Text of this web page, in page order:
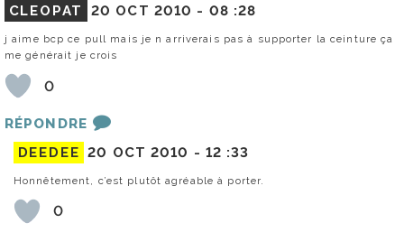
CLEOPAT 20 OCT 2010 - 08 :28
j aime bcp ce pull mais je n arriverais pas à supporter la ceinture ça
me générait je crois
0
RÉPONDRE
DEEDEE 20 OCT 2010 - 12 :33
Honnêtement, c’est plutôt agréable à porter.
0